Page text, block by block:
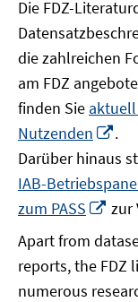
Die FDZ-
die zahlreichen
am FDZ
finden Sie aktuell
Nutzenden
.
Darüber hinaus
IAB-
zum PASS
In
zur
Apart from
reports, the FDZ
numerous